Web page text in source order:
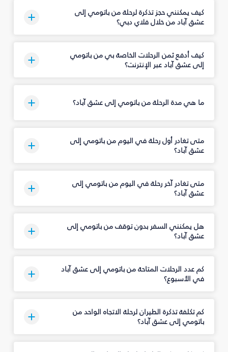
كيف يمكنني حجز تذكرة لرحلة من باتومي إلى
عشق آباد من خلال فلاي دبي؟
كيف أدفع ثمن الرحلات الخاصة بي من باتومي
إلى عشق آباد عبر الإنترنت؟
ما هي مدة الرحلة من باتومي إلى عشق آباد؟
متى تغادر أول رحلة في اليوم من باتومي إلى
عشق آباد؟
متى تغادر آخر رحلة في اليوم من باتومي إلى
عشق آباد؟
هل يمكنني السفر بدون توقف من باتومي إلى
عشق آباد؟
كم عدد الرحلات المتاحة من باتومي إلى عشق آباد
في الأسبوع؟
كم تكلفة تذكرة الطيران لرحلة الاتجاه الواحد من
باتومي إلى عشق آباد؟